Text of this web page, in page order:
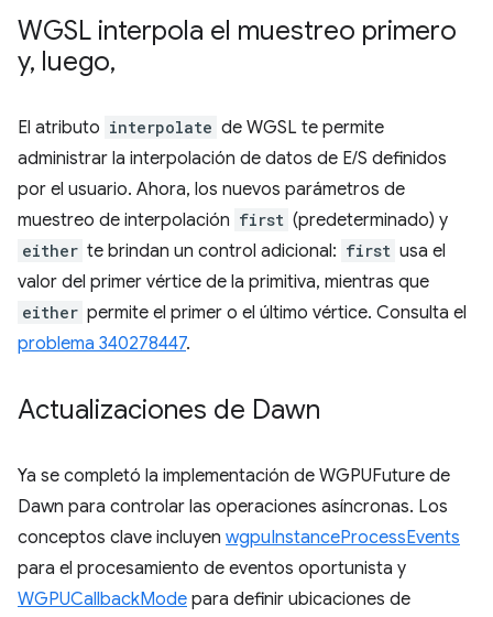
WGSL interpola el muestreo primero
y, luego,
El atributo interpolate de WGSL te permite
administrar la interpolación de datos de E/S definidos
por el usuario. Ahora, los nuevos parámetros de
muestreo de interpolación first (predeterminado) y
either te brindan un control adicional: first usa el
valor del primer vértice de la primitiva, mientras que
either permite el primer o el último vértice. Consulta el
problema 340278447.
Actualizaciones de Dawn
Ya se completó la implementación de WGPUFuture de
Dawn para controlar las operaciones asíncronas. Los
conceptos clave incluyen wgpuInstanceProcessEvents
para el procesamiento de eventos oportunista y
WGPUCallbackMode para definir ubicaciones de